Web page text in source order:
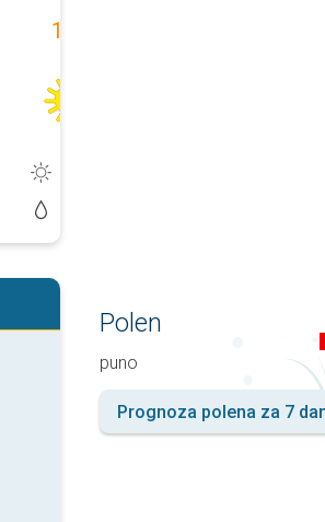
16
Polen
puno
Prognoza polena za 7